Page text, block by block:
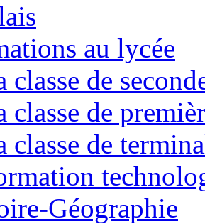
au lycée
classe de
classe de
classe de
Géographie